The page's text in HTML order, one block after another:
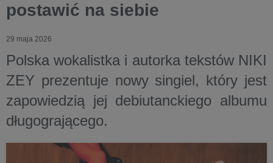
postawić na siebie
29 maja 2026
Polska wokalistka i autorka tekstów NIKI
ZEY prezentuje nowy singiel, który jest
zapowiedzią jej debiutanckiego albumu
długogrającego.